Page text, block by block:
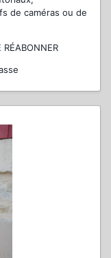
de caméras ou de
RÉABONNER